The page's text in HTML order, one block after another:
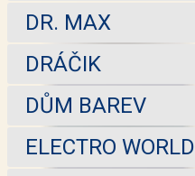
DR. MAX
DRÁČIK
DŮM BAREV
ELECTRO WORLD